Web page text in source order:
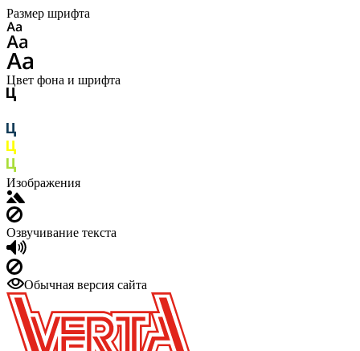
Размер шрифта
Цвет фона и шрифта
Изображения
Озвучивание текста
Обычная версия сайта